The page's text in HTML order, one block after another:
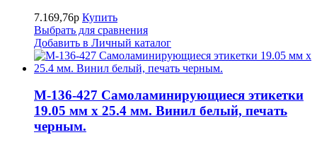
7.169,76р Купить
Выбрать для сравнения
Добавить в Личный каталог
M-136-427 Самоламинирующиеся этикетки
19.05 мм х 25.4 мм. Винил белый, печать
черным.